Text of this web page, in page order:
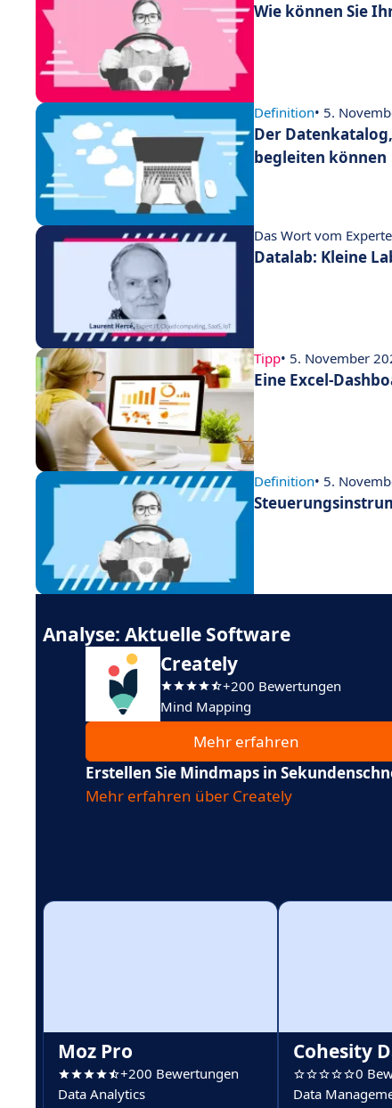
Wie können Sie
Definition• 5.
Der
begleiten können
Das Wort vom
Datalab: Kleine
Tipp• 5. November
Eine Excel-
Definition• 5.
Analyse: Aktuelle Software
Creately
+200 Bewertungen
Mind Mapping
Mehr erfahren
Erstellen Sie Mindmaps in
Mehr erfahren über Creately
Moz Pro
+200 Bewertungen
Data Analytics
Cohesity
0
Data